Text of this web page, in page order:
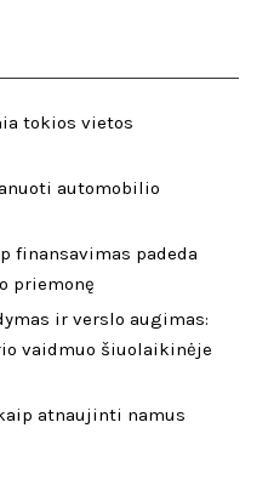
tokios vietos
automobilio
finansavimas padeda
priemonę
ir verslo augimas:
vaidmuo šiuolaikinėje
atnaujinti namus